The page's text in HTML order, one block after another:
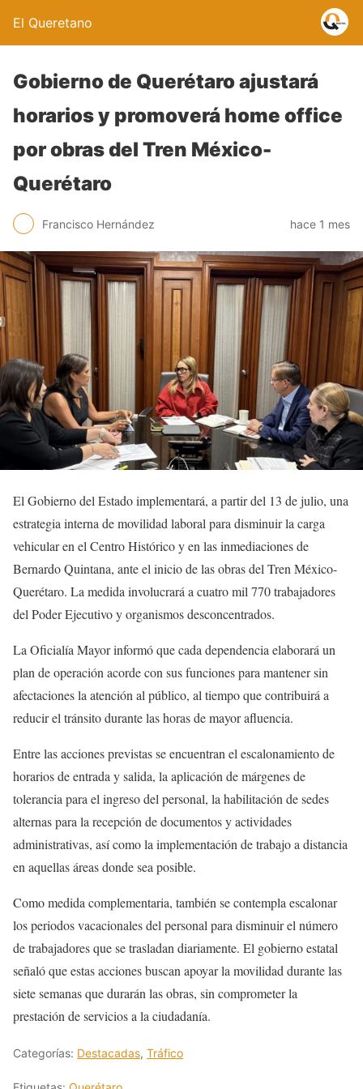
El Queretano
Gobierno de Querétaro ajustará
horarios y promoverá home office
por obras del Tren México-
Querétaro
Francisco Hernández hace 1 mes
El Gobierno del Estado implementará, a partir del 13 de julio, una
estrategia interna de movilidad laboral para disminuir la carga
vehicular en el Centro Histórico y en las inmediaciones de
Bernardo Quintana, ante el inicio de las obras del Tren México-
Querétaro. La medida involucrará a cuatro mil 770 trabajadores
del Poder Ejecutivo y organismos desconcentrados.
La Oficialía Mayor informó que cada dependencia elaborará un
plan de operación acorde con sus funciones para mantener sin
afectaciones la atención al público, al tiempo que contribuirá a
reducir el tránsito durante las horas de mayor afluencia.
Entre las acciones previstas se encuentran el escalonamiento de
horarios de entrada y salida, la aplicación de márgenes de
tolerancia para el ingreso del personal, la habilitación de sedes
alternas para la recepción de documentos y actividades
administrativas, así como la implementación de trabajo a distancia
en aquellas áreas donde sea posible.
Como medida complementaria, también se contempla escalonar
los periodos vacacionales del personal para disminuir el número
de trabajadores que se trasladan diariamente. El gobierno estatal
señaló que estas acciones buscan apoyar la movilidad durante las
siete semanas que durarán las obras, sin comprometer la
prestación de servicios a la ciudadanía.
Categorías: Destacadas, Tráfico